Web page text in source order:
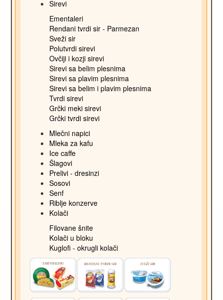
Sirevi
Ementaleri
Rendani tvrdi sir - Parmezan
Sveži sir
Polutvrdi sirevi
Ovčiji i kozji sirevi
Sirevi sa belim plesnima
Sirevi sa plavim plesnima
Sirevi sa belim i plavim plesnima
Tvrdi sirevi
Grčki meki sirevi
Grčki tvrdi sirevi
Mlečni napici
Mleka za kafu
Ice caffe
Šlagovi
Prelivi - dresinzi
Sosovi
Senf
Riblje konzerve
Kolači
Filovane šnite
Kolači u bloku
Kuglofi - okrugli kolači